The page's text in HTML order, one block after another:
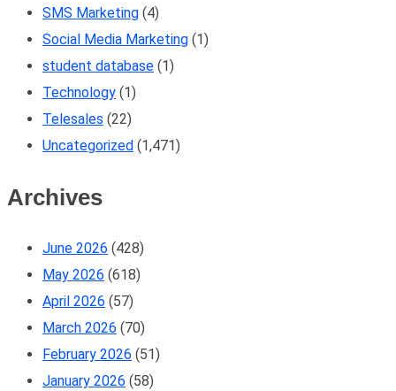
SMS Marketing (4)
Social Media Marketing (1)
student database (1)
Technology (1)
Telesales (22)
Uncategorized (1,471)
Archives
June 2026 (428)
May 2026 (618)
April 2026 (57)
March 2026 (70)
February 2026 (51)
January 2026 (58)